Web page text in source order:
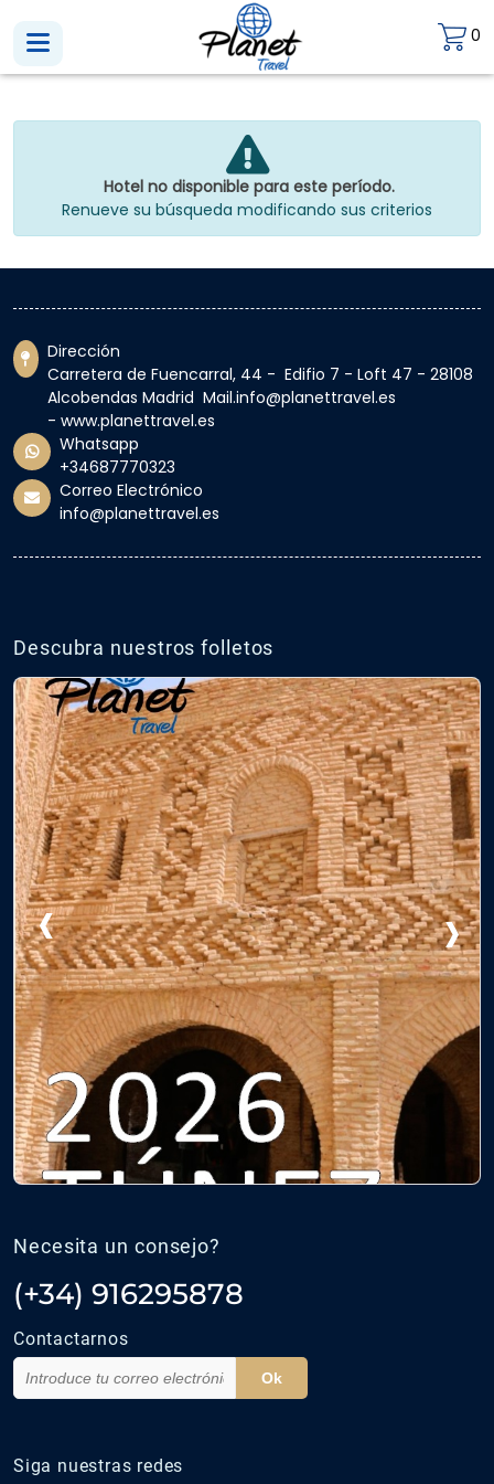
0
Hotel no disponible para este período.
Renueve su búsqueda modificando sus criterios
Dirección
Carretera de Fuencarral, 44 - Edifio 7 - Loft 47 - 28108
Alcobendas Madrid Mail.info@planettravel.es
- www.planettravel.es
Whatsapp
+34687770323
Correo Electrónico
info@planettravel.es
Descubra nuestros folletos
‹ ›
Necesita un consejo?
(+34) 916295878
Contactarnos
Ok
Siga nuestras redes